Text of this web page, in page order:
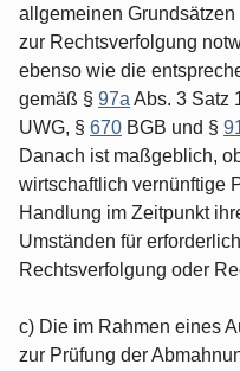
allgemeinen
zur Rechtsverfolgung
ebenso wie die
gemäß § 97a Abs. 3 Satz
UWG, § 670 BGB und §
Danach ist maßgeblich,
wirtschaftlich vernünftige
Handlung im Zeitpunkt
Umständen für
Rechtsverfolgung oder
c) Die im Rahmen eines
zur Prüfung der